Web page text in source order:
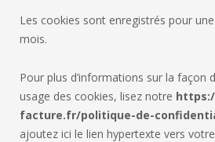
Les cookies sont enregistrés pour
mois.
Pour plus d’informations sur la façon
usage des cookies, lisez notre
facture.fr/politique-de-
ajoutez ici le lien hypertexte vers